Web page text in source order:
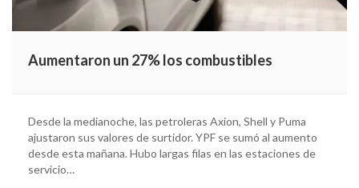
Aumentaron un 27% los combustibles
Desde la medianoche, las petroleras Axion, Shell y Puma
ajustaron sus valores de surtidor. YPF se sumó al aumento
desde esta mañana. Hubo largas filas en las estaciones de
servicio…